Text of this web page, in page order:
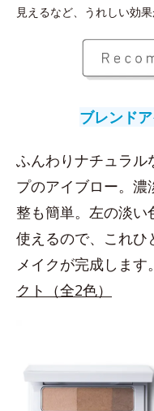
見えるなど、うれしい効果
ブレンド
ふんわりナチュラル
プのアイブロー。
整も簡単。左の淡い
使えるので、これひ
メイクが完成します。
クト（全2色）